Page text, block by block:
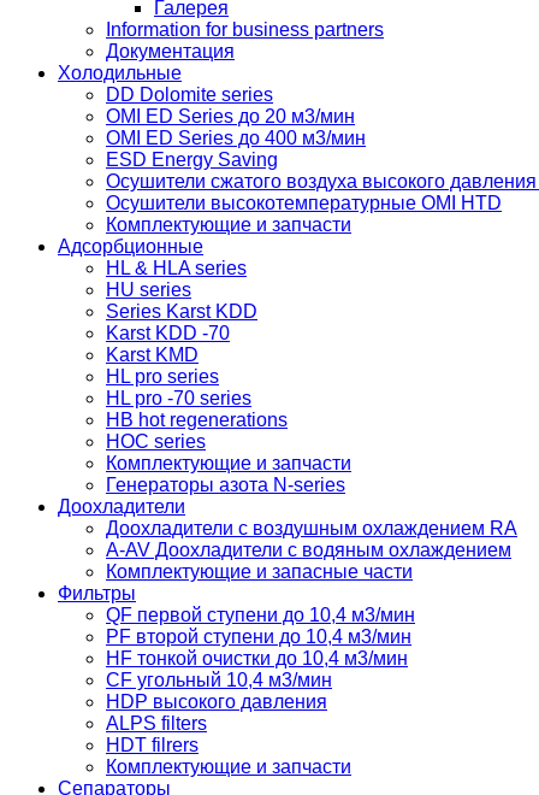
Галерея
Information for business partners
Документация
Холодильные
DD Dolomite series
OMI ED Series до 20 м3/мин
OMI ED Series до 400 м3/мин
ESD Energy Saving
Осушители сжатого воздуха высокого
Осушители высокотемпературные OMI HTD
Комплектующие и запчасти
Адсорбционные
HL & HLA series
HU series
Series Karst KDD
Karst KDD -70
Karst KMD
HL pro series
HL pro -70 series
HB hot regenerations
HOC series
Комплектующие и запчасти
Генераторы азота N-series
Доохладители
Доохладители с воздушным охлаждением RA
A-AV Доохладители с водяным охлаждением
Комплектующие и запасные части
Фильтры
QF первой ступени до 10,4 м3/мин
PF второй ступени до 10,4 м3/мин
HF тонкой очистки до 10,4 м3/мин
CF угольный 10,4 м3/мин
HDP высокого давления
ALPS filters
HDT filrers
Комплектующие и запчасти
Сепараторы